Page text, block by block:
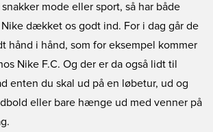
mode eller sport, så har både
Nike dækket os godt ind. For i dag går de
hånd i hånd, som for eksempel kommer
Nike F.C. Og der er da også lidt til
enten du skal ud på en løbetur, ud og
eller bare hænge ud med venner på